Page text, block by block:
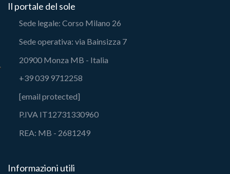
Il portale del sole
Sede legale: Corso Milano 26
Sede operativa: via Bainsizza 7
20900 Monza MB - Italia
+39 039 9712258
[email protected]
P.IVA IT12731330960
REA: MB - 2681249
Informazioni utili